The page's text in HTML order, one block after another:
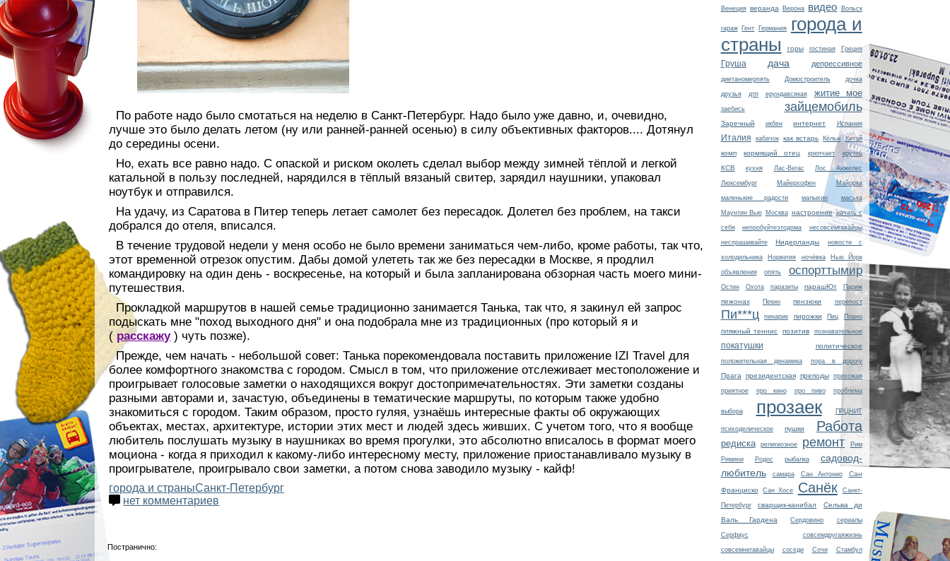
Венеция веранда Верона видео Вольск
гараж Гент Германия
города и
страны
горы гостиная Греция
Груша дача депрессивное
диетаномерпять Домостроитель дочка
друзья дтп ерундавсякая житие мое
заебись зайцемобиль
Заречный икбен интернет Испания
Италия кабачок как встарь Кёльн Китай
комп кормящий отец крепчает крутец
КСВ кухня Лас-Вегас Лос Анжелес
Люксембург Майерхофен Майорка
маленькие радости малыхин маська
Маунтин Вью Москва настроение начать с
себя непробуйтеэтодома несовсемгавайцы
неспрашивайте Нидерланды новости с
холодильника Норвегия ночёвка Нью Йорк
объявления опять оспорттымир
Остин Охота паразиты парашЮт Париж
пежонах Пекин пензюки перепост
Пи***ц пинарик пирожки Пиц Плано
пляжный теннис позитив познавательное
покатушки политическое
положительная динамика пора в дорогу
Прага президентская преподы прихожая
приятное про кино про пиво проблема
выбора прозаек ПРЦНИТ
психоделическое пушки Работа
редиска религиозное ремонт Рим
Римини Родос рыбалка
садовод-
любитель
самара Сан Антонио Сан
Франциско Сан Хосе Санёк Санкт-
Петербург сварщик-канибал
Сельва ди
Валь Гардена
Сердовино сериалы
Серфаус совсемдругаяжизнь
совсемнегавайцы соседи Сочи Стамбул
По работе надо было смотаться на неделю в Санкт-Петербург. Надо было уже давно, и, очевидно,
лучше это было делать летом (ну или ранней-ранней осенью) в силу объективных факторов.... Дотянул
до середины осени.
Но, ехать все равно надо. С опаской и риском околеть сделал выбор между зимней тёплой и легкой
катальной в пользу последней, нарядился в тёплый вязаный свитер, зарядил наушники, упаковал
ноутбук и отправился.
На удачу, из Саратова в Питер теперь летает самолет без пересадок. Долетел без проблем, на такси
добрался до отеля, вписался.
В течение трудовой недели у меня особо не было времени заниматься чем-либо, кроме работы, так что,
этот временной отрезок опустим. Дабы домой улететь так же без пересадки в Москве, я продлил
командировку на один день - воскресенье, на который и была запланирована обзорная часть моего мини-
путешествия.
Прокладкой маршрутов в нашей семье традиционно занимается Танька, так что, я закинул ей запрос
подыскать мне "поход выходного дня" и она подобрала мне из традиционных (про который я и
( расскажу ) чуть позже).
Прежде, чем начать - небольшой совет: Танька порекомендовала поставить приложение IZI Travel для
более комфортного знакомства с городом. Смысл в том, что приложение отслеживает местоположение и
проигрывает голосовые заметки о находящихся вокруг достопримечательностях. Эти заметки созданы
разными авторами и, зачастую, объединены в тематические маршруты, по которым также удобно
знакомиться с городом. Таким образом, просто гуляя, узнаёшь интересные факты об окружающих
объектах, местах, архитектуре, истории этих мест и людей здесь живших. С учетом того, что я вообще
любитель послушать музыку в наушниках во время прогулки, это абсолютно вписалось в формат моего
моциона - когда я приходил к какому-либо интересному месту, приложение приостанавливало музыку в
проигрывателе, проигрывало свои заметки, а потом снова заводило музыку - кайф!
города и страныСанкт-Петербург
нет комментариев
Постранично: